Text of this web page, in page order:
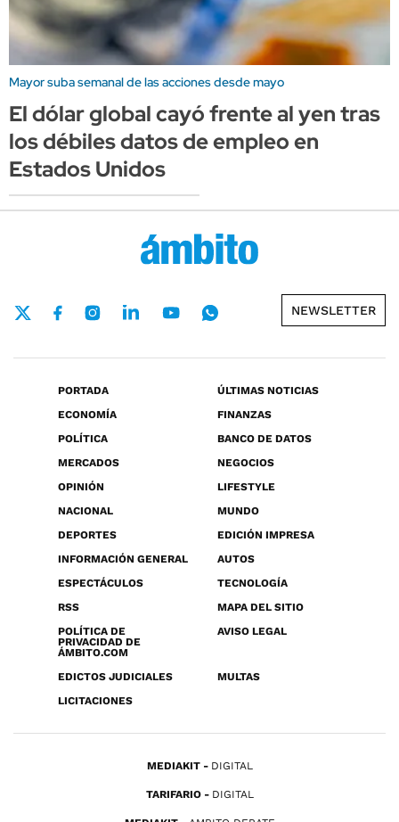
Mayor suba semanal de las acciones desde mayo
El dólar global cayó frente al yen tras
los débiles datos de empleo en
Estados Unidos
NEWSLETTER
PORTADA
ÚLTIMAS NOTICIAS
ECONOMÍA
FINANZAS
POLÍTICA
BANCO DE DATOS
MERCADOS
NEGOCIOS
OPINIÓN
LIFESTYLE
NACIONAL
MUNDO
DEPORTES
EDICIÓN IMPRESA
INFORMACIÓN GENERAL
AUTOS
ESPECTÁCULOS
TECNOLOGÍA
RSS
MAPA DEL SITIO
POLÍTICA DE
PRIVACIDAD DE
ÁMBITO.COM
AVISO LEGAL
EDICTOS JUDICIALES
MULTAS
LICITACIONES
MEDIAKIT DIGITAL
TARIFARIO DIGITAL